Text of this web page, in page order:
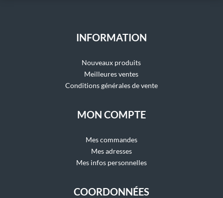
INFORMATION
Nouveaux produits
Meilleures ventes
Conditions générales de vente
MON COMPTE
Mes commandes
Mes adresses
Mes infos personnelles
COORDONNÉES